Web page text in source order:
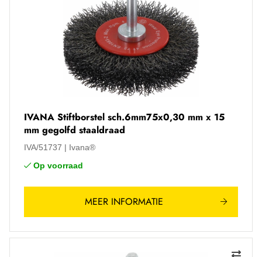
IVANA Stiftborstel sch.6mm75x0,30 mm x 15
mm gegolfd staaldraad
IVA/51737
Ivana®
Op voorraad
MEER INFORMATIE